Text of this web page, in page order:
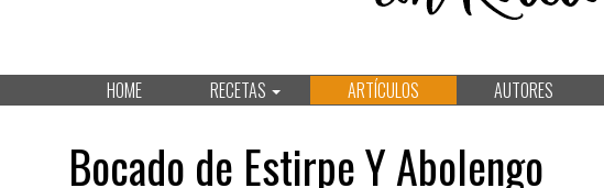
HOME RECETAS ARTÍCULOS AUTORES
Bocado de Estirpe Y Abolengo